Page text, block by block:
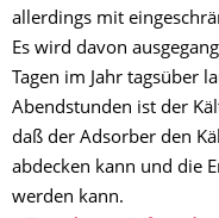
allerdings mit
Es wird davon
Tagen im Jahr tagsüber
Abendstunden ist der
daß der Adsorber den
abdecken kann und die
werden kann.